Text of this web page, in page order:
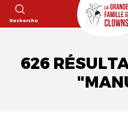
Recherche
626